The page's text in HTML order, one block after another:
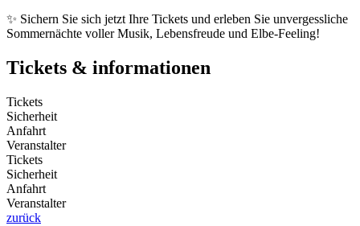
✨ Sichern Sie sich jetzt Ihre Tickets und erleben Sie unvergessliche
Sommernächte voller Musik, Lebensfreude und Elbe-Feeling!
Tickets & informationen
Tickets
Sicherheit
Anfahrt
Veranstalter
Tickets
Sicherheit
Anfahrt
Veranstalter
zurück